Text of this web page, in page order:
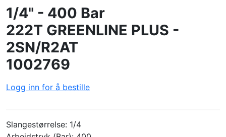
1/4" - 400 Bar
222T GREENLINE PLUS -
2SN/R2AT
1002769
Logg inn for å bestille
Slangestørrelse: 1/4